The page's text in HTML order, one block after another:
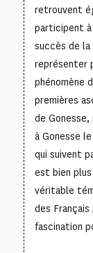
retrouvent
participent
succès de la
représenter
phénomène
premières
de Gonesse,
à Gonesse
qui suivent
est bien
véritable
des
fascination